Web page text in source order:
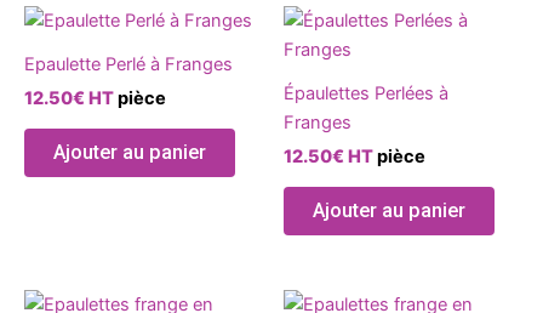
Epaulette Perlé à Franges
12.50€ HTpièce
Ajouter au panier
Épaulettes Perlées à
Franges
12.50€ HTpièce
Ajouter au panier